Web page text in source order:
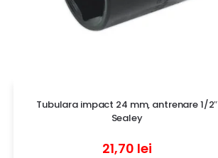
Tubulara impact 24 mm, antrenare 1/2″
Sealey
21,70 lei